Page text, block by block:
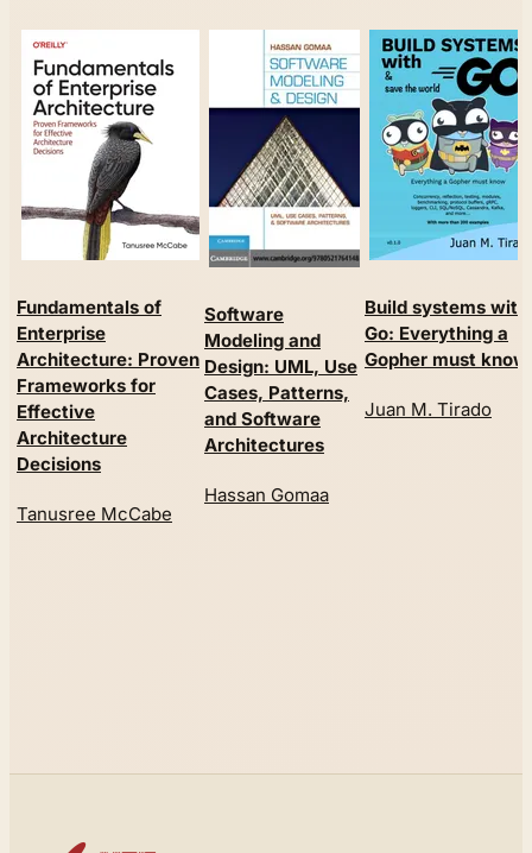
Fundamentals of
Enterprise
Architecture: Proven
Frameworks for
Effective
Architecture
Decisions
Tanusree McCabe
Software
Modeling and
Design: UML, Use
Cases, Patterns,
and Software
Architectures
Hassan Gomaa
Build systems with
Go: Everything a
Gopher must know
Juan M. Tirado